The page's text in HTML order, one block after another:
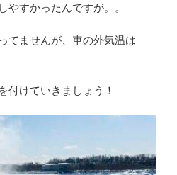
やすかったんですが。。
てませんが、車の外気温は
付けていきましょう！